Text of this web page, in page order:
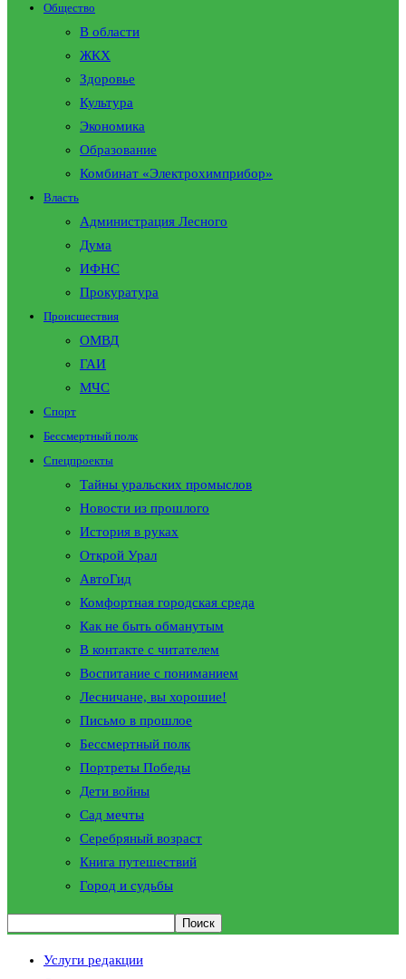
Общество
В области
ЖКХ
Здоровье
Культура
Экономика
Образование
Комбинат «Электрохимприбор»
Власть
Администрация Лесного
Дума
ИФНС
Прокуратура
Происшествия
ОМВД
ГАИ
МЧС
Спорт
Бессмертный полк
Спецпроекты
Тайны уральских промыслов
Новости из прошлого
История в руках
Открой Урал
АвтоГид
Комфортная городская среда
Как не быть обманутым
В контакте с читателем
Воспитание с пониманием
Лесничане, вы хорошие!
Письмо в прошлое
Бессмертный полк
Портреты Победы
Дети войны
Сад мечты
Серебряный возраст
Книга путешествий
Город и судьбы
Услуги редакции